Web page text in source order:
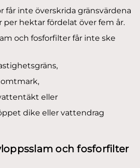
får inte överskrida gränsvärdena
per hektar fördelat över fem år.
och fosforfilter får inte ske
eller
dike eller vattendrag
och fosforfilter